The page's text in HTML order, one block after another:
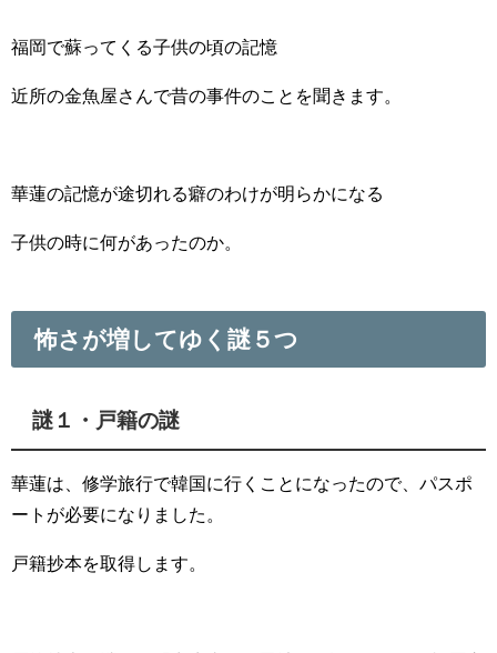
福岡で蘇ってくる子供の頃の記憶
近所の金魚屋さんで昔の事件のことを聞きます。
華蓮の記憶が途切れる癖のわけが明らかになる
子供の時に何があったのか。
怖さが増してゆく謎５つ
謎１・戸籍の謎
華蓮は、修学旅行で韓国に行くことになったので、パスポ
ートが必要になりました。
戸籍抄本を取得します。